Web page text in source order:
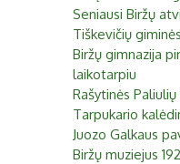
Seniausi Biržų
Tiškevičių
Biržų gimnazija
laikotarpiu
Rašytinės
Tarpukario
Juozo Galkaus
Biržų muziejus